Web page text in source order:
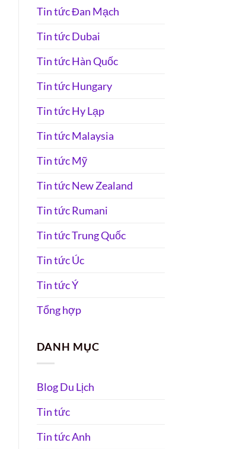
Tin tức Đan Mạch
Tin tức Dubai
Tin tức Hàn Quốc
Tin tức Hungary
Tin tức Hy Lạp
Tin tức Malaysia
Tin tức Mỹ
Tin tức New Zealand
Tin tức Rumani
Tin tức Trung Quốc
Tin tức Úc
Tin tức Ý
Tổng hợp
DANH MỤC
Blog Du Lịch
Tin tức
Tin tức Anh